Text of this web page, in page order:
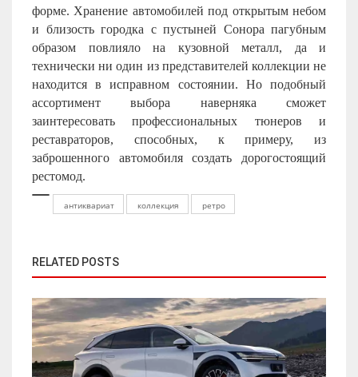
форме. Хранение автомобилей под открытым небом
и близость городка с пустыней Сонора пагубным
образом повлияло на кузовной металл, да и
технически ни один из представителей коллекции не
находится в исправном состоянии. Но подобный
ассортимент выбора наверняка сможет
заинтересовать профессиональных тюнеров и
реставраторов, способных, к примеру, из
заброшенного автомобиля создать дорогостоящий
рестомод.
антиквариат коллекция ретро
RELATED POSTS